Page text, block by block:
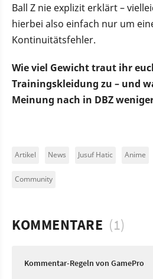
Ball Z nie explizit erklärt –
hierbei also einfach nur um
Kontinuitätsfehler.
Wie viel Gewicht traut ihr
Trainingskleidung zu – und
Meinung nach in DBZ
Artikel News Jusuf Hatic Anime
Community
KOMMENTARE (1)
Kommentar-Regeln von GamePro